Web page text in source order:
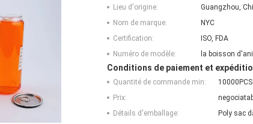
Lieu d'origine:
Guangzhou,
Nom de marque:
NYC
Certification:
ISO, FDA
Numéro de modèle:
la boisson
Conditions de paiement et
Quantité de commande min:
10000PCS
Prix:
Détails d'emballage:
Poly sac